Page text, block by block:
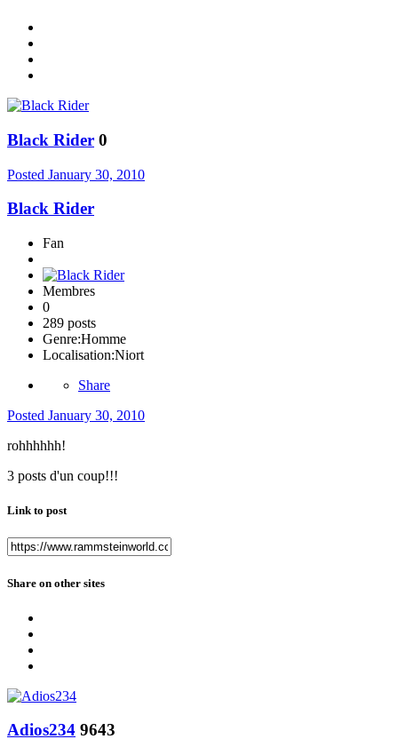
Black Rider 0
Posted January 30, 2010
Black Rider
Fan
Membres
0
289 posts
Genre:Homme
Localisation:Niort
Share
Posted January 30, 2010
rohhhhhh!
3 posts d'un coup!!!
Link to post
Share on other sites
Adios234 9643